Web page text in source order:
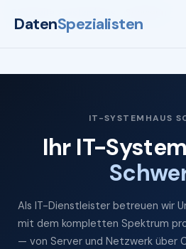
DatenSpezialisten
IT-SYSTEMHAUS
Ihr IT-
Als IT-Dienstleister betreuen wir
mit dem kompletten Spektrum
— von Server und Netzwerk über